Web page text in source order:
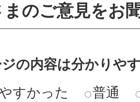
のご意見をお
の内容は分かりや
すかった
普通